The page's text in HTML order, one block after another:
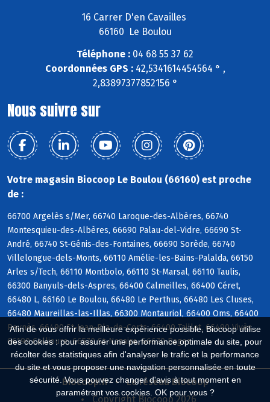
Afin de vous offrir la meilleure expérience possible, Biocoop utilise
des cookies : pour assurer une performance optimale du site, pour
récolter des statistiques afin d'analyser le trafic et la performance
du site et vous proposer une navigation personnalisée en toute
sécurité. Vous pouvez changer d'avis à tout moment en
paramétrant vos cookies. OK pour vous ?
16 Carrer D'en Cavailles
66160 Le Boulou
Téléphone : 04 68 55 37 62
Coordonnées GPS :42,5341614454564 ° ,
2,83897377852156 °
Nous suivre sur
Votre magasin Biocoop Le Boulou (66160) est proche
de :
66700 Argelès s/Mer, 66740 Laroque-des-Albères, 66740
Montesquieu-des-Albères, 66690 Palau-del-Vidre, 66690 St-
André, 66740 St-Génis-des-Fontaines, 66690 Sorède, 66740
Villelongue-dels-Monts, 66110 Amélie-les-Bains-Palalda, 66150
Arles s/Tech, 66110 Montbolo, 66110 St-Marsal, 66110 Taulis,
66300 Banyuls-dels-Aspres, 66400 Calmeilles, 66400 Céret,
66480 L, 66160 Le Boulou, 66480 Le Perthus, 66480 Les Cluses,
66480 Maureillas-las-Illas, 66300 Montauriol, 66400 Oms, 66400
Reynès, 66490 St-Jean-Pla-de-Corts, 66400 Taillet, 66490 Vivès,
66190 Collioure, 66570 St-Nazaire, 66670 Bages
Biocoop.fr
Le réseau Biocoop
Copyright Biocoop 2026